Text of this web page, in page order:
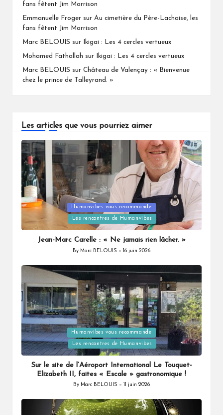
fans fêtent Jim Morrison
Emmanuelle Froger sur Au cimetière du Père-Lachaise, les
fans fêtent Jim Morrison
Marc BELOUIS sur Ikigai : Les 4 cercles vertueux
Mohamed Fathallah sur Ikigai : Les 4 cercles vertueux
Marc BELOUIS sur Château de Valençay : « Bienvenue
chez le prince de Talleyrand. »
Les articles que vous pourriez aimer
Posted
in
Humanvibes vous recommande
Les rencontres de Humanvibes
Jean-Marc Carelle : « Ne jamais rien lâcher. »
Posted
By Marc BELOUIS 16 juin 2026
Posted
in
Humanvibes vous recommande
Les rencontres de Humanvibes
Sur le site de l’Aéroport International Le Touquet-
Elizabeth II, faites « Escale » gastronomique !
Posted
By Marc BELOUIS 11 juin 2026